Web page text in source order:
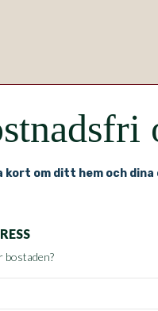
kort om ditt hem och dina
bostaden?